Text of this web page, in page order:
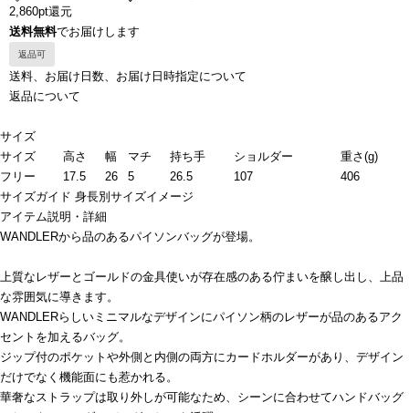
2,860pt還元
送料無料でお届けします
返品可
送料、お届け日数、お届け日時指定について
返品について
サイズ
サイズ
高さ 幅 マチ 持ち手 ショルダー
重さ(g)
フリー
17.5 26 5 26.5 107
406
サイズガイド 身長別サイズイメージ
アイテム説明・詳細
WANDLERから品のあるパイソンバッグが登場。
上質なレザーとゴールドの金具使いが存在感のある佇まいを醸し出し、上品
な雰囲気に導きます。
WANDLERらしいミニマルなデザインにパイソン柄のレザーが品のあるアク
セントを加えるバッグ。
ジップ付のポケットや外側と内側の両方にカードホルダーがあり、デザイン
だけでなく機能面にも惹かれる。
華奢なストラップは取り外しが可能なため、シーンに合わせてハンドバッグ